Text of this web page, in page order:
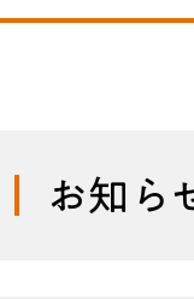
お知ら